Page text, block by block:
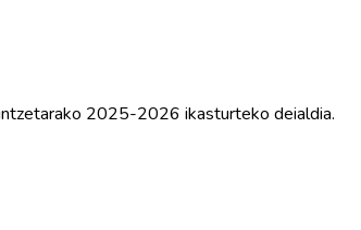
2025-2026 ikasturteko deialdia.